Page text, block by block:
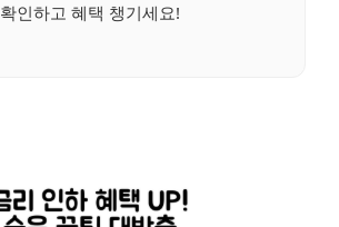
확인하고 혜택 챙기세요!